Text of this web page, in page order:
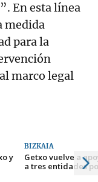
En esta línea
medida
para la
marco legal
y
BIZKAIA
Getxo vuelve a
a tres entidades